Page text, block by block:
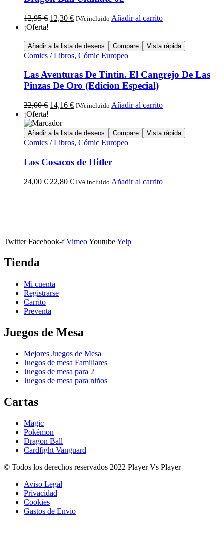
12,95€ 12,30 € IVA incluido Añadir al carrito
¡Oferta!
Añadir a la lista de deseos Compare Vista rápida
Comics / Libros, Cómic Europeo
Las Aventuras De Tintin. El Cangrejo De Las
Pinzas De Oro (Edicion Especial)
22,00€ 14,16 € IVA incluido Añadir al carrito
¡Oferta!
Añadir a la lista de deseos Compare Vista rápida
Comics / Libros, Cómic Europeo
Los Cosacos de Hitler
24,00€ 22,80 € IVA incluido Añadir al carrito
Twitter Facebook-f VimeoYoutubeYelp
Tienda
Mi cuenta
Registrarse
Carrito
Preventa
Juegos de Mesa
Mejores Juegos de Mesa
Juegos de mesa Familiares
Juegos de mesa para 2
Juegos de mesa para niños
Cartas
Magic
Pokémon
Dragon Ball
Cardfight Vanguard
© Todos los derechos reservados 2022 Player Vs Player
Aviso Legal
Privacidad
Cookies
Gastos de Envio